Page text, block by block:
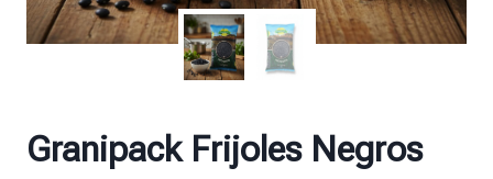
Granipack Frijoles Negros